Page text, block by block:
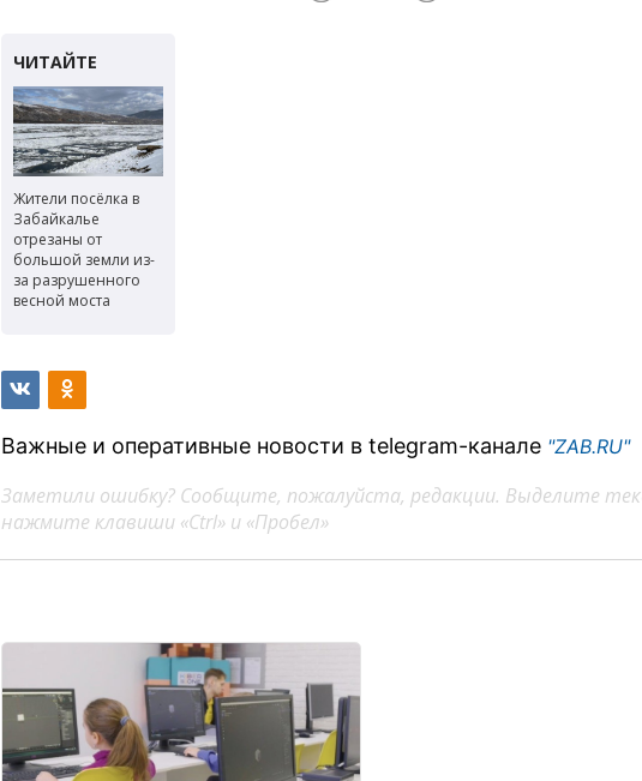
Жители посёлка в
Забайкалье
отрезаны от
большой земли из-
за разрушенного
весной моста
Важные и оперативные новости в telegram-канале "ZAB.RU"
Заметили ошибку? Сообщите, пожалуйста, редакции. Выделите
нажмите клавиши «Ctrl» и «Пробел»